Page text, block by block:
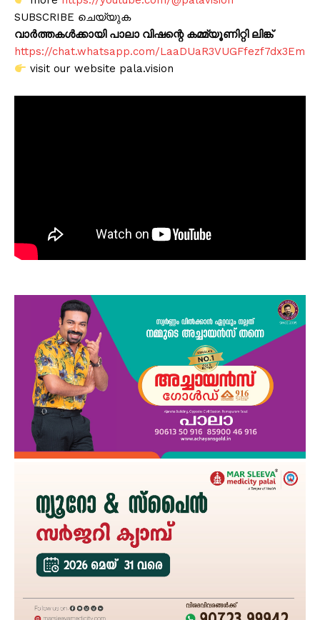
SUBSCRIBE ചെയ്യുക
വാർത്തകൾക്കായി പാലാ വിഷന്റെ കമ്മ്യൂണിറ്റി ലിങ്ക്
https://chat.whatsapp.com/LaaDUaR3VUGFfezf7dx3Em
visit our website pala.vision